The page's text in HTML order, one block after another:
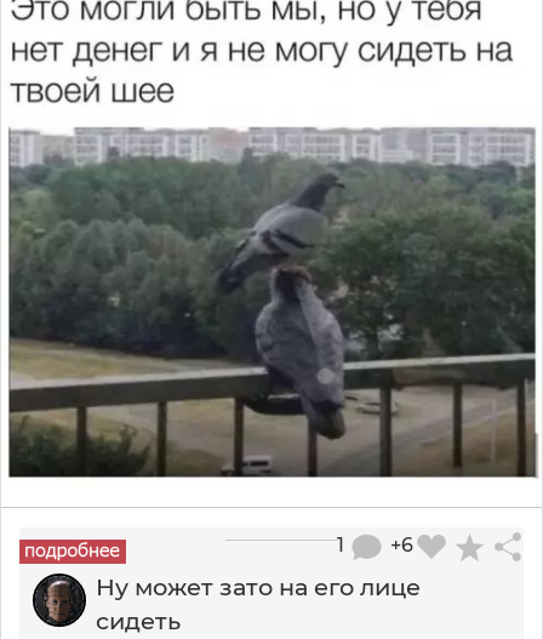
+6
1
Ну может зато на его лице
сидеть